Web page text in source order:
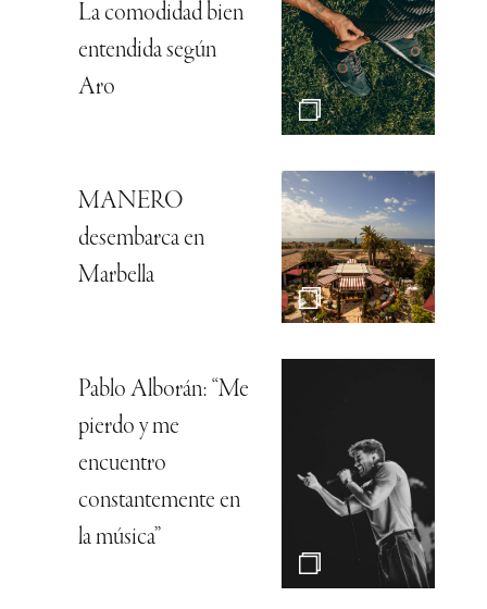
La comodidad bien
entendida según
Aro
MANERO
desembarca en
Marbella
Pablo Alborán: “Me
pierdo y me
encuentro
constantemente en
la música”